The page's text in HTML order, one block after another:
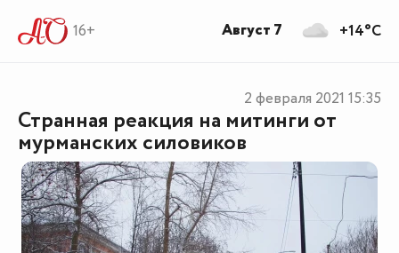
16+
Странная реакция на митинги от
мурманских силовиков
2 февраля 2021 15:35
+14°C
Август 7